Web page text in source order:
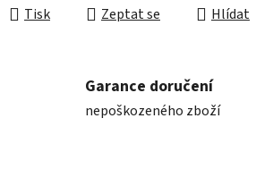
Tisk Zeptat se Hlídat
Garance doručení
nepoškozeného zboží